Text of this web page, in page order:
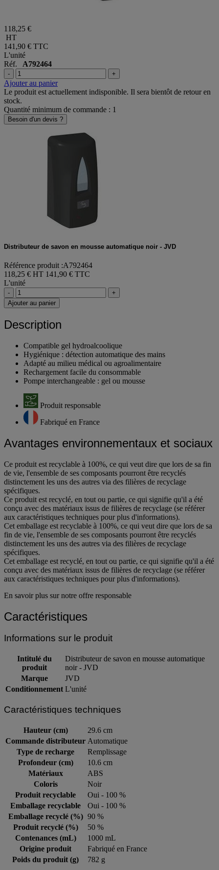
118,25 €
HT
141,90 €
L'unité
Réf.A792464
- +
Ajouter au panier
Le produit est actuellement indisponible. Il sera bientôt de retour en
stock.
Quantité minimum de commande : 1
Besoin d'un devis ?
Référence produit :A792464
118,25 € HT
L'unité
-
Description
Compatible gel hydroalcoolique
Hygiénique : détection automatique des mains
Adapté au milieu médical ou agroalimentaire
Rechargement facile du consommable
Avantages environnementaux et sociaux
Ce produit est recyclable à 100%, ce qui veut dire que lors de sa fin
de vie, l'ensemble de ses composants pourront être recyclés
distinctement les uns des autres via des filières de recyclage
spécifiques.
Ce produit est recyclé, en tout ou partie, ce qui signifie qu'il a été
conçu avec des matériaux issus de filières de recyclage (se référer
aux caractéristiques techniques pour plus d'informations).
Cet emballage est recyclable à 100%, ce qui veut dire que lors de sa
fin de vie, l'ensemble de ses composants pourront être recyclés
distinctement les uns des autres via des filières de recyclage
spécifiques.
Cet emballage est recyclé, en tout ou partie, ce qui signifie qu'il a été
conçu avec des matériaux issus de filières de recyclage (se référer
Caractéristiques
Informations sur le produit
Intitulé du
produit
Distributeur de savon en mousse automatique
noir - JVD
Marque
JVD
Caractéristiques techniques
Hauteur (cm)
29.6 cm
Commande distributeur
Automatique
Type de recharge
Remplissage
Profondeur (cm)
10.6 cm
Matériaux
ABS
Coloris
Noir
Produit recyclable
Oui - 100 %
Emballage recyclable
Oui - 100 %
Emballage recyclé (%)
90 %
Produit recyclé (%)
50 %
Contenances (mL)
1000 mL
Origine produit
Fabriqué en France